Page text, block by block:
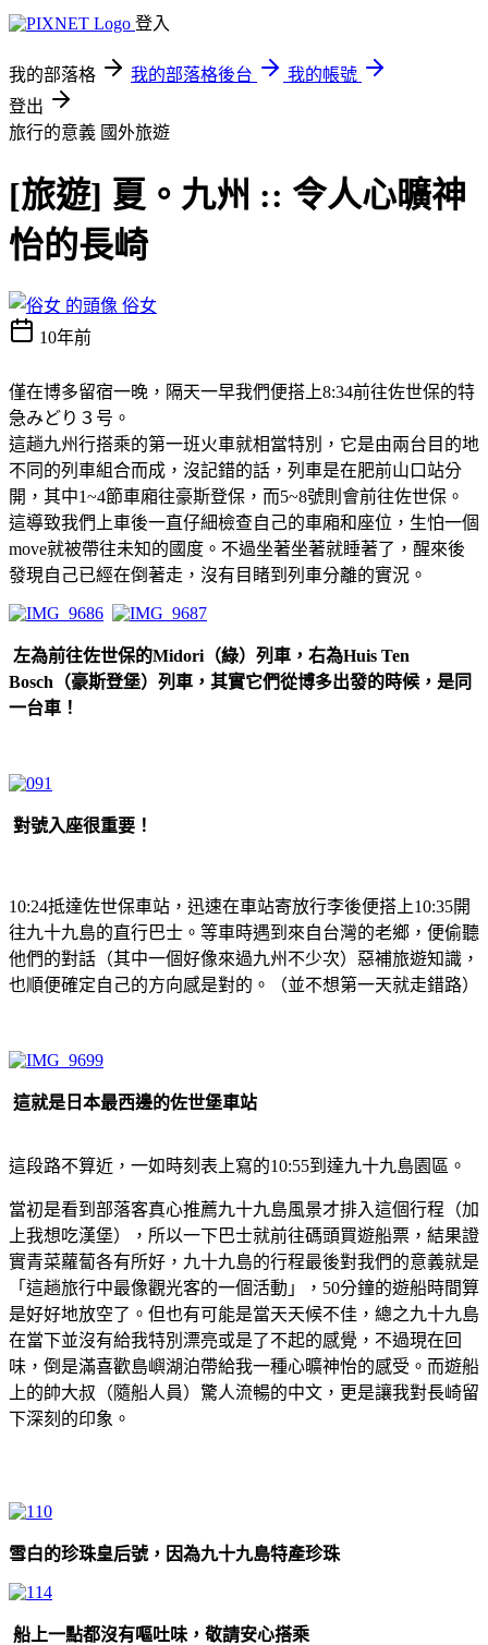
登入
我的部落格 我的部落格後台
我的帳號
登出
旅行的意義 國外旅遊
[旅遊] 夏。九州 :: 令人心曠神
怡的長崎
俗女
10年前
僅在博多留宿一晚，隔天一早我們便搭上8:34前往佐世保的特
急みどり３号。
這趟九州行搭乘的第一班火車就相當特別，它是由兩台目的地
不同的列車組合而成，沒記錯的話，列車是在肥前山口站分
開，其中1~4節車廂往豪斯登保，而5~8號則會前往佐世保。
這導致我們上車後一直仔細檢查自己的車廂和座位，生怕一個
move就被帶往未知的國度。不過坐著坐著就睡著了，醒來後
發現自己已經在倒著走，沒有目睹到列車分離的實況。
左為前往佐世保的Midori（綠）列車，右為Huis Ten
Bosch（豪斯登堡）列車，其實它們從博多出發的時候，是同
一台車！
對號入座很重要！
10:24抵達佐世保車站，迅速在車站寄放行李後便搭上10:35開
往九十九島的直行巴士。等車時遇到來自台灣的老鄉，便偷聽
他們的對話（其中一個好像來過九州不少次）惡補旅遊知識，
也順便確定自己的方向感是對的。（並不想第一天就走錯路）
這就是日本最西邊的佐世堡車站
這段路不算近，一如時刻表上寫的10:55到達九十九島園區。
當初是看到部落客真心推薦九十九島風景才排入這個行程（加
上我想吃漢堡），所以一下巴士就前往碼頭買遊船票，結果證
實青菜蘿蔔各有所好，九十九島的行程最後對我們的意義就是
「這趟旅行中最像觀光客的一個活動」，50分鐘的遊船時間算
是好好地放空了。但也有可能是當天天候不佳，總之九十九島
在當下並沒有給我特別漂亮或是了不起的感覺，不過現在回
味，倒是滿喜歡島嶼湖泊帶給我一種心曠神怡的感受。而遊船
上的帥大叔（隨船人員）驚人流暢的中文，更是讓我對長崎留
下深刻的印象。
雪白的珍珠皇后號，因為九十九島特產珍珠
船上一點都沒有嘔吐味，敬請安心搭乘